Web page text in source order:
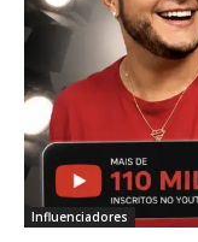
Influenciadores